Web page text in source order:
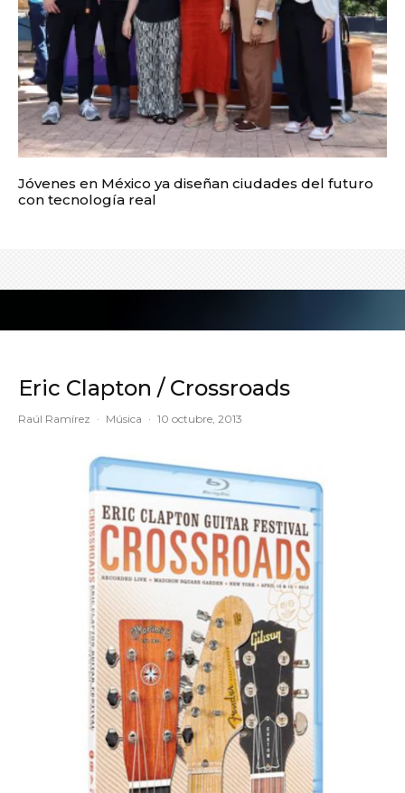
Jóvenes en México ya diseñan ciudades del futuro
con tecnología real
Eric Clapton / Crossroads
Raúl Ramírez · Música · 10 octubre, 2013